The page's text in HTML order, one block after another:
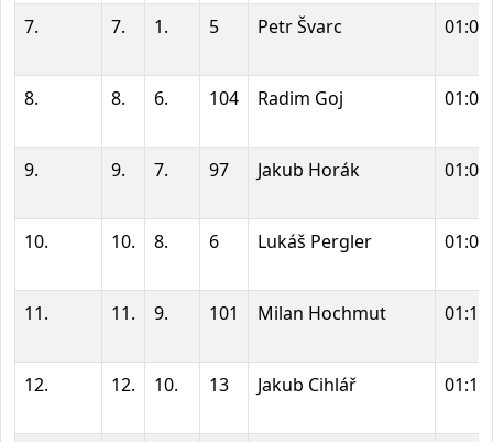
7. 7. 1. 5 Petr Švarc
8. 8. 6. 104 Radim Goj
9. 9. 7. 97 Jakub Horák
10. 10. 8. 6 Lukáš Pergler
11. 11. 9. 101 Milan Hochmut
12. 12. 10. 13 Jakub Cihlář